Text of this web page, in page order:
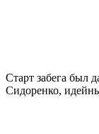
Старт забега был
Сидоренко,